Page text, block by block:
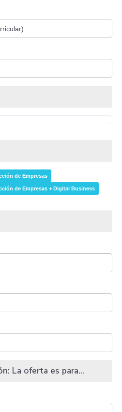
de Empresas
de Empresas + Digital Business
La oferta es para...